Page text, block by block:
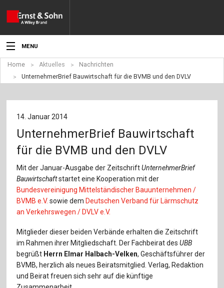
MENU
Aktuelles
Angebote
Fachgebiete
Werben
Service
Sprache / Language: DE Sprache / Language: EN
Home Aktuelles
Nachrichten
UnternehmerBrief Bauwirtschaft für die BVMB und den DVLV
14. Januar 2014
UnternehmerBrief Bauwirtschaft
für die BVMB und den DVLV
Mit der Januar-Ausgabe der ZeitschriftUnternehmerBrief
Bauwirtschaftstartet eine Kooperation mit der
Bundesvereinigung Mittelständischer Bauunternehmen /
BVMB e.V. sowie dem Deutschen Verband für Lärmschutz
an Verkehrswegen / DVLV e.V.
Mitglieder dieser beiden Verbände erhalten die Zeitschrift
im Rahmen ihrer Mitgliedschaft. Der Fachbeirat desUBB
begrüßt Herrn Elmar Halbach-Velken, Geschäftsführer der
BVMB, herzlich als neues Beiratsmitglied. Verlag, Redaktion
und Beirat freuen sich sehr auf die künftige